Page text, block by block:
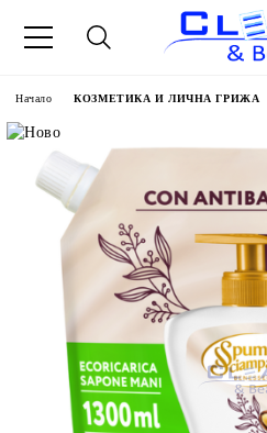
Начало КОЗМЕТИКА И ЛИЧНА ГРИЖА